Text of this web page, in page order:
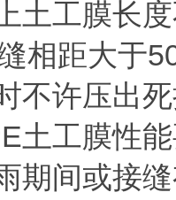
土工膜长
相距大于
不许压出
土工膜性
期间或接